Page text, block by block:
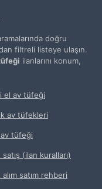
doğru
filtreli listeye ulaşın.
ilanlarını konum,
el av tüfeği
av tüfekleri
tüfeği
satış (ilan kuralları)
alım satım rehberi